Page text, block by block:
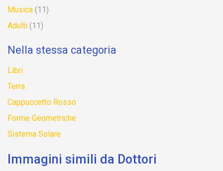
Musica (11)
Adulti (11)
Nella stessa categoria
Libri
Terra
Cappuccetto Rosso
Forme Geometriche
Sistema Solare
Immagini simili da Dottori